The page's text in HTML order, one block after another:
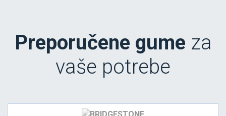
Preporučene gume za
vaše potrebe